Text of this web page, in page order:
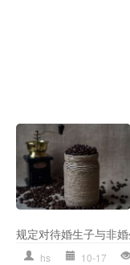
规定对待婚生子与非
hs 10-17